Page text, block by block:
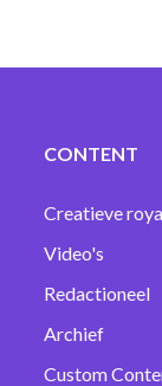
CONTENT
Creatieve
Video's
Redactioneel
Archief
Custom